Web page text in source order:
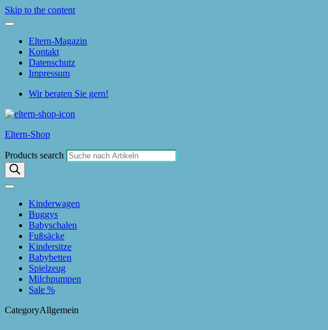
Skip to the content
Eltern-Magazin
Kontakt
Datenschutz
Impressum
Wir beraten Sie gern!
Eltern-Shop
Products search
Kinderwagen
Buggys
Babyschalen
Fußsäcke
Kindersitze
Babybetten
Spielzeug
Milchpumpen
Sale %
CategoryAllgemein